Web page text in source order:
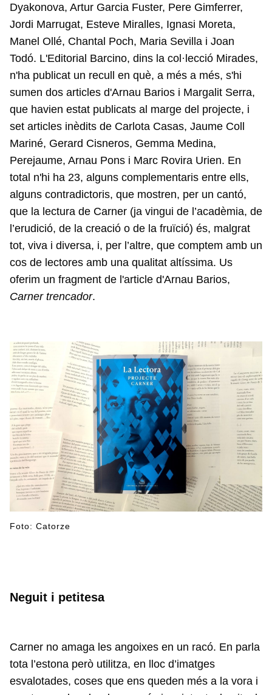
Dyakonova, Artur Garcia Fuster, Pere Gimferrer,
Jordi Marrugat, Esteve Miralles, Ignasi Moreta,
Manel Ollé, Chantal Poch, Maria Sevilla i Joan
Todó. L'Editorial Barcino, dins la col·lecció Mirades,
n'ha publicat un recull en què, a més a més, s'hi
sumen dos articles d'Arnau Barios i Margalit Serra,
que havien estat publicats al marge del projecte, i
set articles inèdits de Carlota Casas, Jaume Coll
Mariné, Gerard Cisneros, Gemma Medina,
Perejaume, Arnau Pons i Marc Rovira Urien. En
total n'hi ha 23, alguns complementaris entre ells,
alguns contradictoris, que mostren, per un cantó,
que la lectura de Carner (ja vingui de l’acadèmia, de
l’erudició, de la creació o de la fruïció) és, malgrat
tot, viva i diversa, i, per l’altre, que comptem amb un
cos de lectores amb una qualitat altíssima. Us
oferim un fragment de l'article d'Arnau Barios,
Carner trencador.
Foto: Catorze
Neguit i petitesa
Carner no amaga les angoixes en un racó. En parla
tota l’estona però utilitza, en lloc d’imatges
esvalotades, coses que ens queden més a la vora i